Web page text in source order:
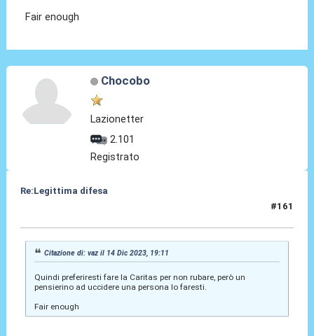
Fair enough
Chocobo
Lazionetter
2.101
Registrato
Re:Legittima difesa
#161
Citazione di: vaz il 14 Dic 2023, 19:11
Quindi preferiresti fare la Caritas per non rubare, però un
pensierino ad uccidere una persona lo faresti.
Fair enough